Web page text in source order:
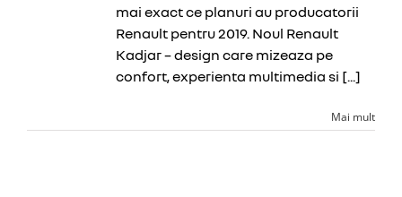
mai exact ce planuri au producatorii
Renault pentru 2019. Noul Renault
Kadjar – design care mizeaza pe
confort, experienta multimedia si [...]
Mai mult